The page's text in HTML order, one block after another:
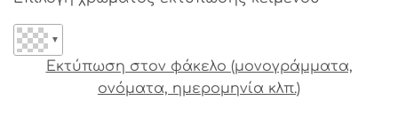
Γραμματοσειρά 21
Γραμματοσειρά 22
Γραμματοσειρά 23
Γραμματοσειρά 24
▼
Εκτύπωση στον φάκελο (μονογράμματα,
ονόματα, ημερομηνία κλπ.)